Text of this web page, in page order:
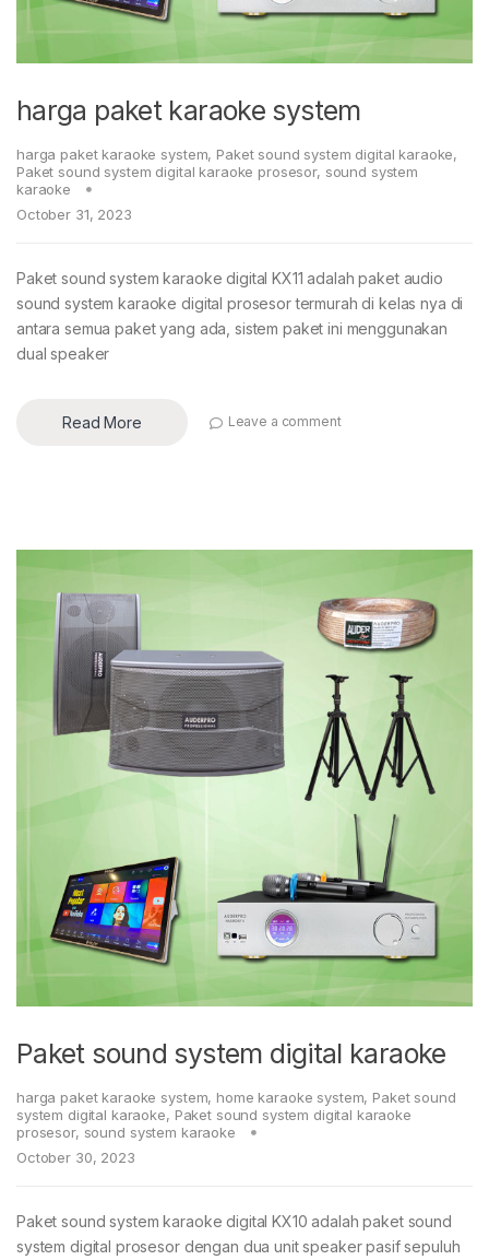
harga paket karaoke system
harga paket karaoke system, Paket sound system digital karaoke,
Paket sound system digital karaoke prosesor, sound system
karaoke
October 31, 2023
Paket sound system karaoke digital KX11 adalah paket audio
sound system karaoke digital prosesor termurah di kelas nya di
antara semua paket yang ada, sistem paket ini menggunakan
dual speaker
Read More Leave a comment
Paket sound system digital karaoke
harga paket karaoke system, home karaoke system, Paket sound
system digital karaoke, Paket sound system digital karaoke
prosesor, sound system karaoke
October 30, 2023
Paket sound system karaoke digital KX10 adalah paket sound
system digital prosesor dengan dua unit speaker pasif sepuluh